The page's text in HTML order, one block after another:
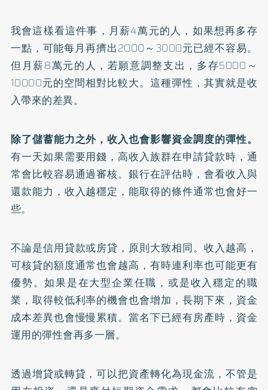
我會這樣看這件事，月薪4萬元的人，如果想再多存
一點，可能每月再擠出2000～3000元已經不容易。
但月薪8萬元的人，若願意調整支出，多存5000～
10000元的空間相對比較大。這種彈性，其實就是收
入帶來的差異。
除了儲蓄能力之外，收入也會影響資金調度的彈性。
有一天如果需要用錢，高收入族群在申請貸款時，通
常會比較容易通過審核。銀行在評估時，會看收入與
還款能力，收入越穩定，能取得的條件通常也會好一
些。
不論是信用貸款或房貸，原則大致相同。收入越高，
可核貸的額度通常也會越高，有時連利率也可能更有
優勢。如果是在大型企業任職，或是收入穩定的職
業，取得較低利率的機會也會增加，長期下來，資金
成本差異也會慢慢累積。當名下已經有房產時，資金
運用的彈性會再多一層。
透過增貸或轉貸，可以把資產轉化為現金流，不管是